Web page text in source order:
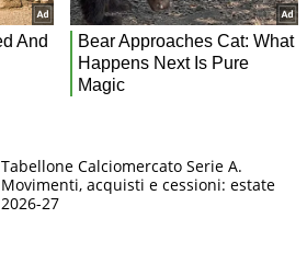
Tabellone Calciomercato Serie A.
Movimenti, acquisti e cessioni: estate
2026-27